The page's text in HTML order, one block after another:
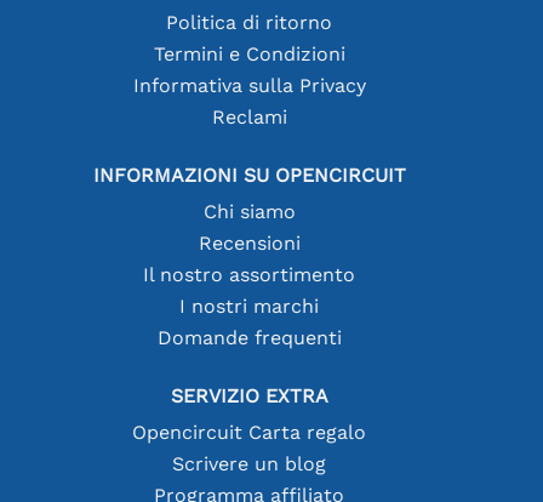
Politica di ritorno
Termini e Condizioni
Informativa sulla Privacy
Reclami
INFORMAZIONI SU OPENCIRCUIT
Chi siamo
Recensioni
Il nostro assortimento
I nostri marchi
Domande frequenti
SERVIZIO EXTRA
Opencircuit Carta regalo
Scrivere un blog
Programma affiliato